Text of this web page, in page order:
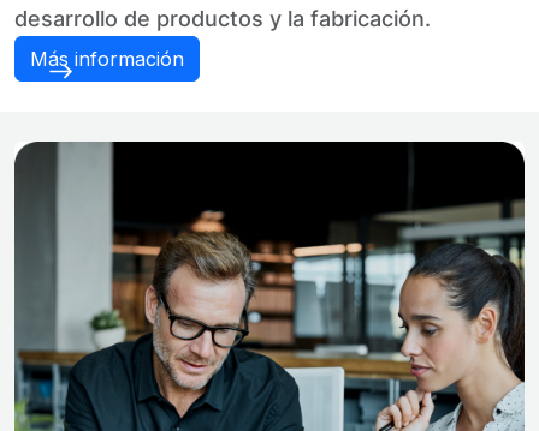
desarrollo de productos y la fabricación.
Más información